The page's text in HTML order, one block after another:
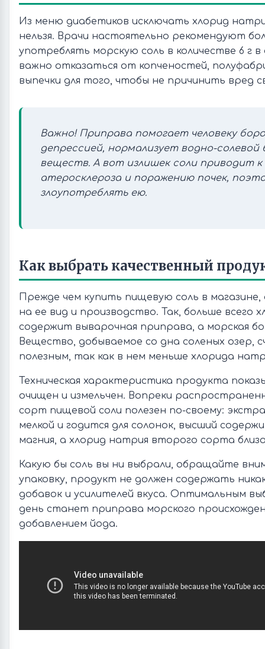
Из меню диабетиков исключать хлорид
нельзя. Врачи настоятельно рекомендуют
употреблять морскую соль в количестве 6 г
важно отказаться от копченостей,
выпечки для того, чтобы не причинить вред
Важно! Приправа помогает человеку
депрессией, нормализует водно-солевой
веществ. А вот излишек соли приводит
атеросклероза и поражению почек,
злоупотреблять ею.
Как выбрать качественный
Прежде чем купить пищевую соль в
на ее вид и производство. Так, больше всего
содержит выварочная приправа, а морская
Вещество, добываемое со дна соленых озер,
полезным, так как в нем меньше хлорида
Техническая характеристика продукта
очищен и измельчен. Вопреки
сорт пищевой соли полезен по-своему:
мелкой и годится для солонок, высший
магния, а хлорид натрия второго сорта
Какую бы соль вы ни выбрали, обращайте
упаковку, продукт не должен содержать
добавок и усилителей вкуса. Оптимальным
день станет приправа морского
добавлением йода.